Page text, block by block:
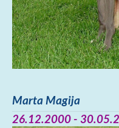
Marta Magija
26.12.2000 -